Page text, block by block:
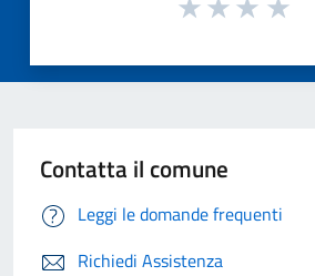
Contatta il comune
Leggi le domande frequenti
Richiedi Assistenza